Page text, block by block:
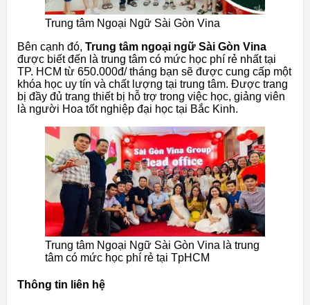
Trung tâm Ngoại Ngữ Sài Gòn Vina
Bên cạnh đó, Trung tâm ngoại ngữ Sài Gòn Vina
được biết đến là trung tâm có mức học phí rẻ nhất tại
TP. HCM từ 650.000đ/ tháng bạn sẽ được cung cấp một
khóa học uy tín và chất lượng tại trung tâm. Được trang
bị đầy đủ trang thiết bị hỗ trợ trong việc học, giảng viên
là người Hoa tốt nghiệp đại học tại Bắc Kinh.
Trung tâm Ngoại Ngữ Sài Gòn Vina là trung
tâm có mức học phí rẻ tại TpHCM
Thông tin liên hệ